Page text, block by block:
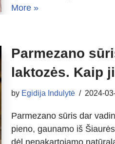
More »
Parmezano
laktozės. Kaip
by Egidija Indulytė 2024-
Parmezano sūris dar
pieno, gaunamo iš
dėl nepakartojamo